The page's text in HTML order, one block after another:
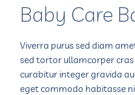
Baby Care
Viverra purus sed diam
sed tortor ullamcorper cras
curabitur integer gravida
eget commodo habitasse